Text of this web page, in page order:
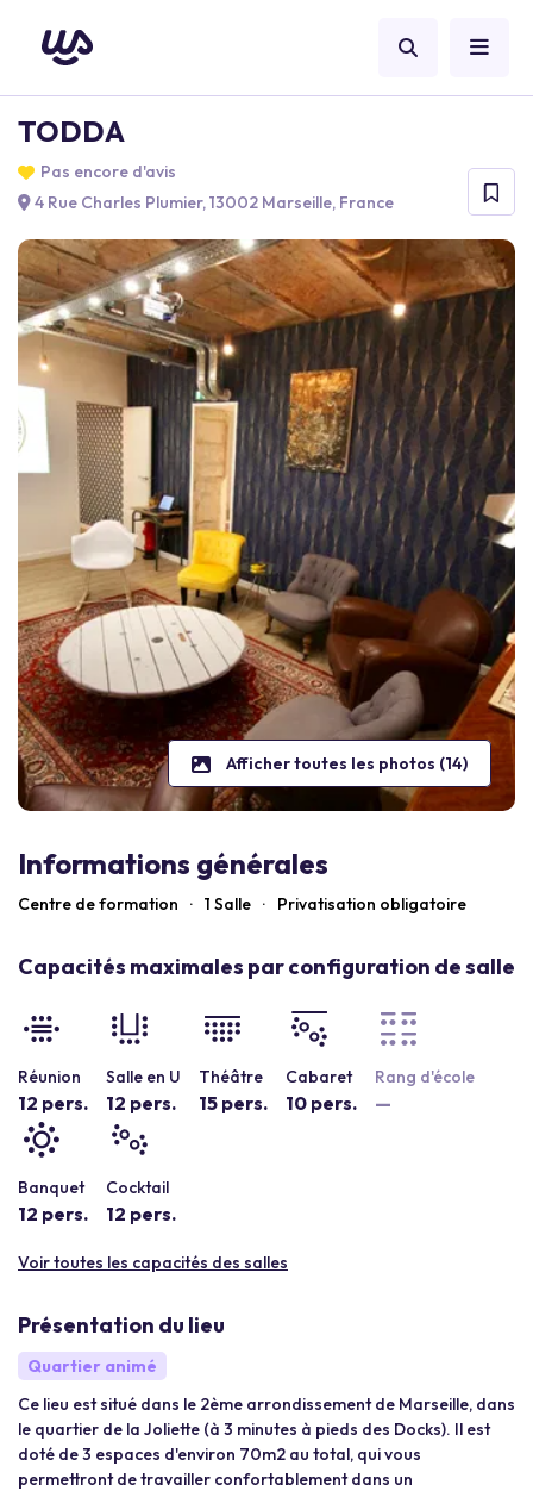
TODDA
Pas encore d'avis
4 Rue Charles Plumier, 13002 Marseille, France
Afficher toutes les photos (14)
Informations générales
Centre de formation · 1 Salle · Privatisation obligatoire
Capacités maximales par configuration de salle
Réunion
12 pers.
Salle en U
12 pers.
Théâtre
15 pers.
Cabaret
10 pers.
Rang d'école
—
Banquet
12 pers.
Cocktail
12 pers.
Voir toutes les capacités des salles
Présentation du lieu
Quartier animé
Ce lieu est situé dans le 2ème arrondissement de Marseille, dans
le quartier de la Joliette (à 3 minutes à pieds des Docks). Il est
doté de 3 espaces d'environ 70m2 au total, qui vous
permettront de travailler confortablement dans un